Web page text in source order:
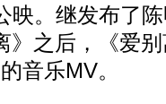
映。继发布了
》之后，《爱
音乐MV。